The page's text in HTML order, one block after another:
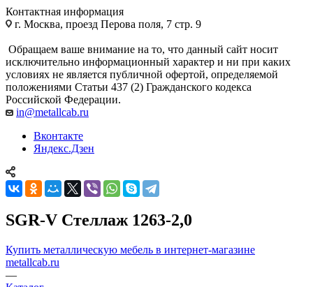
Контактная информация
г. Москва, проезд Перова поля, 7 стр. 9
Обращаем ваше внимание на то, что данный сайт носит
исключительно информационный характер и ни при каких
условиях не является публичной офертой, определяемой
положениями Статьи 437 (2) Гражданского кодекса
Российской Федерации.
in@metallcab.ru
Вконтакте
Яндекс.Дзен
SGR-V Стеллаж 1263-2,0
Купить металлическую мебель в интернет-магазине
metallcab.ru
—